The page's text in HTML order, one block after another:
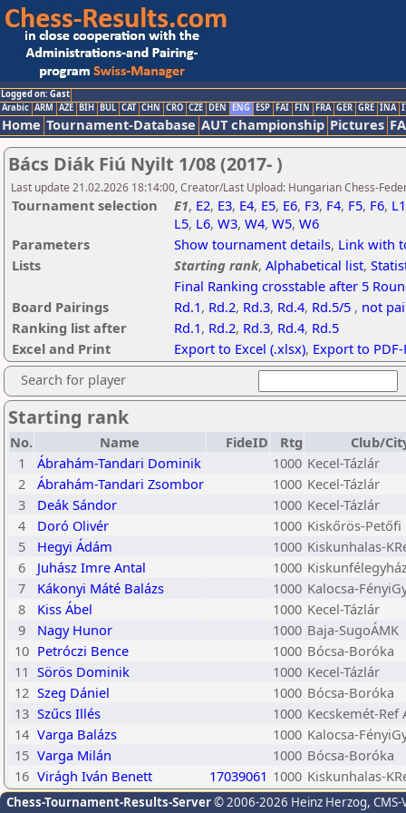
Logged on: Gast
Arabic ARM AZE BIH BUL CAT CHN CRO CZE DEN ENG ESP FAI FIN FRA GER GRE INA
Home Tournament-Database AUT championship Pictures
Bács Diák Fiú Nyilt 1/08 (2017- )
Last update 21.02.2026 18:14:00, Creator/Last Upload: Hungarian Chess-
Tournament selection E1, E2, E3, E4, E5, E6, F3, F4, F5, F6, L1
L5, L6, W3, W4, W5, W6
Parameters
Show tournament details, Link with
Lists
Starting rank, Alphabetical list,
Final Ranking crosstable after 5
Board Pairings
Rd.1, Rd.2, Rd.3, Rd.4, Rd.5/5 , not
Ranking list after
Rd.1, Rd.2, Rd.3, Rd.4, Rd.5
Excel and Print
Export to Excel (.xlsx), Export to
Search for player
Starting rank
No. Name FideID Rtg
Club/
1
Ábrahám-Tandari Dominik 1000 Kecel-Tázlár
2
Ábrahám-Tandari Zsombor 1000 Kecel-Tázlár
3
Deák Sándor 1000 Kecel-Tázlár
4
Doró Olivér 1000 Kiskőrös-Petőfi
5
Hegyi Ádám 1000 Kiskunhalas-
6
Juhász Imre Antal 1000
7
Kákonyi Máté Balázs 1000 Kalocsa-
8
Kiss Ábel 1000 Kecel-Tázlár
9
Nagy Hunor 1000 Baja-SugoÁMK
10 Petróczi Bence 1000 Bócsa-Boróka
11 Sörös Dominik 1000 Kecel-Tázlár
12 Szeg Dániel 1000 Bócsa-Boróka
13 Szűcs Illés 1000 Kecskemét-Ref
14 Varga Balázs 1000 Kalocsa-
15 Varga Milán 1000 Bócsa-Boróka
16 Virágh Iván Benett 17039061 1000 Kiskunhalas-
Chess-Tournament-Results-Server© 2006-2026 Heinz Herzog,